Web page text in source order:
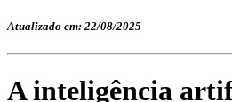
Atualizado em: 22/08/2025
A inteligência